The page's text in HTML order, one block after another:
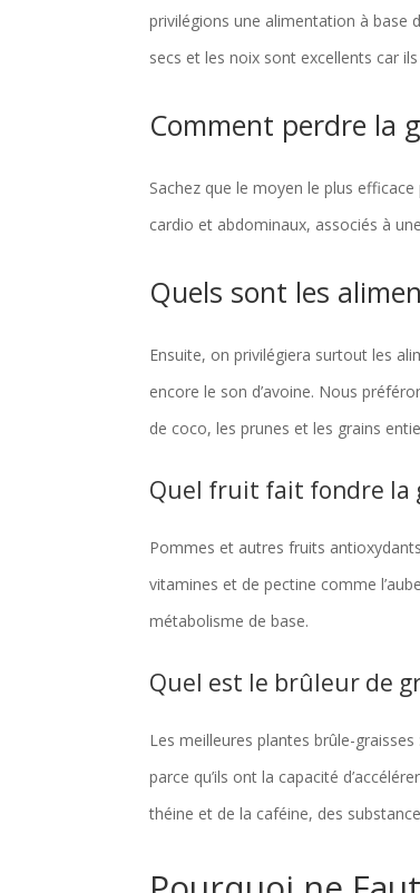
privilégions une alimentation à base
secs et les noix sont excellents car
Comment perdre la
Sachez que le moyen le plus
cardio et abdominaux, associés à
Quels sont les
Ensuite, on privilégiera surtout les
encore le son d’avoine. Nous
de coco, les prunes et les grains
Quel fruit fait fondre la
Pommes et autres fruits
vitamines et de pectine comme
métabolisme de base.
Quel est le brûleur de
Les meilleures plantes brûle-
parce qu’ils ont la capacité
théine et de la caféine, des